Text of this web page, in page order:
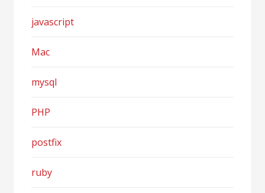
javascript
Mac
mysql
PHP
postfix
ruby